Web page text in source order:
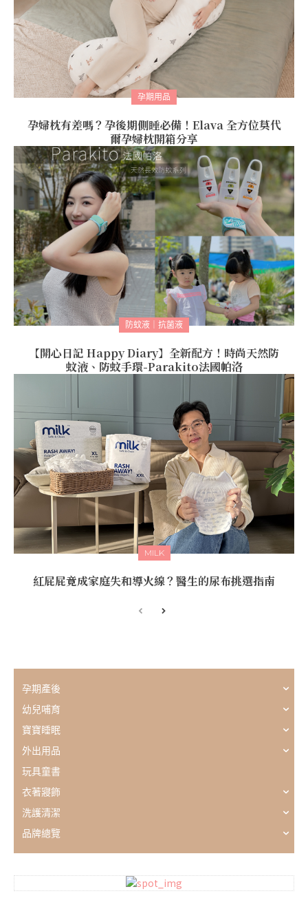
孕期用品
孕婦枕有差嗎？孕後期側睡必備！Elava 全方位莫代
爾孕婦枕開箱分享
防蚊液｜抗菌液
【開心日記 Happy Diary】全新配方！時尚天然防
蚊液、防蚊手環-Parakito法國帕洛
MILK
紅屁屁竟成家庭失和導火線？醫生的尿布挑選指南
孕期產後
幼兒哺育
寶寶睡眠
外出用品
玩具童書
衣著寢飾
洗護清潔
品牌總覽